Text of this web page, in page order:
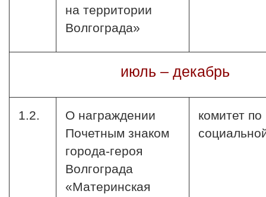
на территории
Волгограда»
июль – декабрь
1.2.
О награждении
Почетным знаком
города-героя
Волгограда
«Материнская
комитет по